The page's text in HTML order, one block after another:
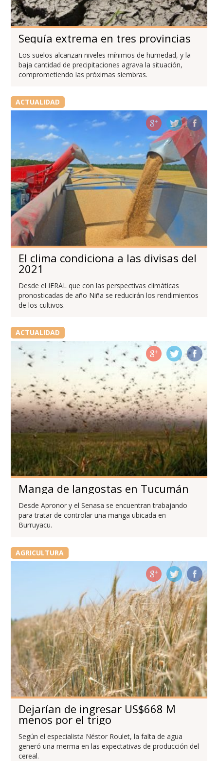
Sequía extrema en tres provincias
Los suelos alcanzan niveles mínimos de humedad, y la
baja cantidad de precipitaciones agrava la situación,
comprometiendo las próximas siembras.
ACTUALIDAD
El clima condiciona a las divisas del
2021
Desde el IERAL que con las perspectivas climáticas
pronosticadas de año Niña se reducirán los rendimientos
de los cultivos.
ACTUALIDAD
Manga de langostas en Tucumán
Desde Apronor y el Senasa se encuentran trabajando
para tratar de controlar una manga ubicada en
Burruyacu.
AGRICULTURA
Dejarían de ingresar US$668 M
menos por el trigo
Según el especialista Néstor Roulet, la falta de agua
generó una merma en las expectativas de producción del
cereal.